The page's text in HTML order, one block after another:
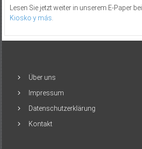
Lesen Sie jetzt weiter in unserem E-Paper bei
Kiosko y más
Über uns
Impressum
Datenschutzerklärung
Kontakt